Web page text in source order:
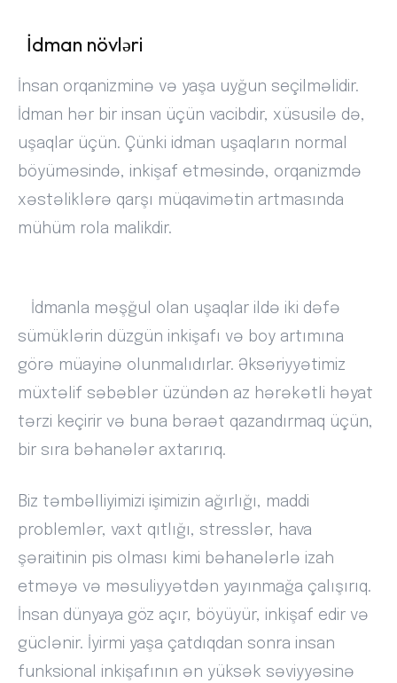
İdman növləri
İnsan orqanizminə və yaşa uyğun seçilməlidir.
İdman hər bir insan üçün vacibdir, xüsusilə də,
uşaqlar üçün. Çünki idman uşaqların normal
böyüməsində, inkişaf etməsində, orqanizmdə
xəstəliklərə qarşı müqavimətin artmasında
mühüm rola malikdir.
İdmanla məşğul olan uşaqlar ildə iki dəfə
sümüklərin düzgün inkişafı və boy artımına
görə müayinə olunmalıdırlar. Əksəriyyətimiz
müxtəlif səbəblər üzündən az hərəkətli həyat
tərzi keçirir və buna bəraət qazandırmaq üçün,
bir sıra bəhanələr axtarırıq.
Biz təmbəlliyimizi işimizin ağırlığı, maddi
problemlər, vaxt qıtlığı, stresslər, hava
şəraitinin pis olması kimi bəhanələrlə izah
etməyə və məsuliyyətdən yayınmağa çalışırıq.
İnsan dünyaya göz açır, böyüyür, inkişaf edir və
güclənir. İyirmi yaşa çatdıqdan sonra insan
funksional inkişafının ən yüksək səviyyəsinə